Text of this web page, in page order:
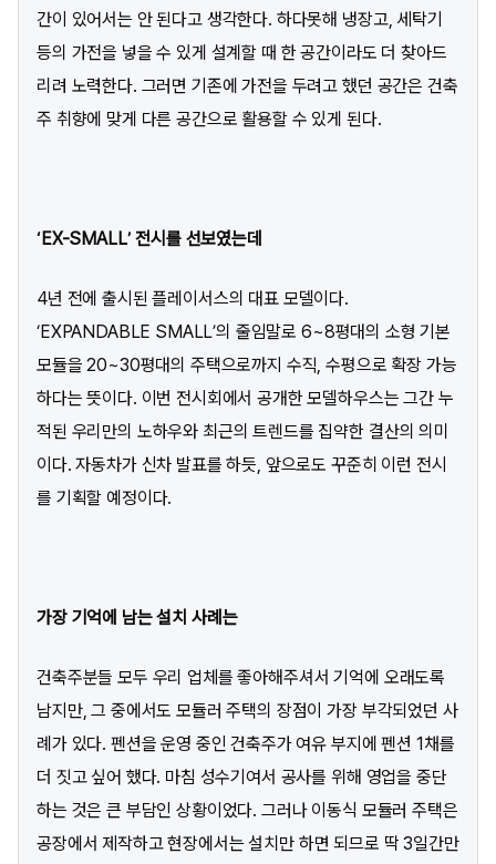
간이 있어서는 안 된다고 생각한다. 하다못해 냉장고, 세탁기
등의 가전을 넣을 수 있게 설계할 때 한 공간이라도 더 찾아드
리려 노력한다. 그러면 기존에 가전을 두려고 했던 공간은 건축
주 취향에 맞게 다른 공간으로 활용할 수 있게 된다.
‘EX-SMALL’ 전시를 선보였는데
4년 전에 출시된 플레이서스의 대표 모델이다.
‘EXPANDABLE SMALL’의 줄임말로 6~8평대의 소형 기본
모듈을 20~30평대의 주택으로까지 수직, 수평으로 확장 가능
하다는 뜻이다. 이번 전시회에서 공개한 모델하우스는 그간 누
적된 우리만의 노하우와 최근의 트렌드를 집약한 결산의 의미
이다. 자동차가 신차 발표를 하듯, 앞으로도 꾸준히 이런 전시
를 기획할 예정이다.
가장 기억에 남는 설치 사례는
건축주분들 모두 우리 업체를 좋아해주셔서 기억에 오래도록
남지만, 그 중에서도 모듈러 주택의 장점이 가장 부각되었던 사
례가 있다. 펜션을 운영 중인 건축주가 여유 부지에 펜션 1채를
더 짓고 싶어 했다. 마침 성수기여서 공사를 위해 영업을 중단
하는 것은 큰 부담인 상황이었다. 그러나 이동식 모듈러 주택은
공장에서 제작하고 현장에서는 설치만 하면 되므로 딱 3일간만